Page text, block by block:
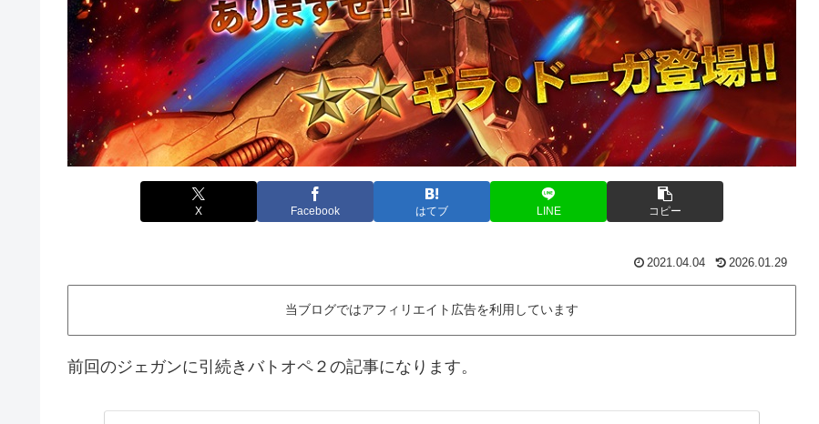
X Facebook はてブ LINE コピー
2021.04.04 2026.01.29
当ブログではアフィリエイト広告を利用しています
前回のジェガンに引続きバトオペ２の記事になります。